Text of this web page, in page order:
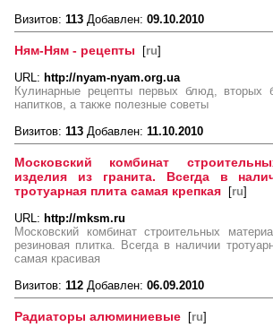
Визитов: 113 Добавлен: 09.10.2010
Ням-Ням - рецепты [ru]
URL: http://nyam-nyam.org.ua
Кулинарные рецепты первых блюд, вторых
напитков, а также полезные советы
Визитов: 113 Добавлен: 11.10.2010
Московский комбинат
изделия из гранита. Всегда в
тротуарная плита самая крепкая [ru]
URL: http://mksm.ru
Московский комбинат строительных
резиновая плитка. Всегда в наличии
самая красивая
Визитов: 112 Добавлен: 06.09.2010
Радиаторы алюминиевые [ru]